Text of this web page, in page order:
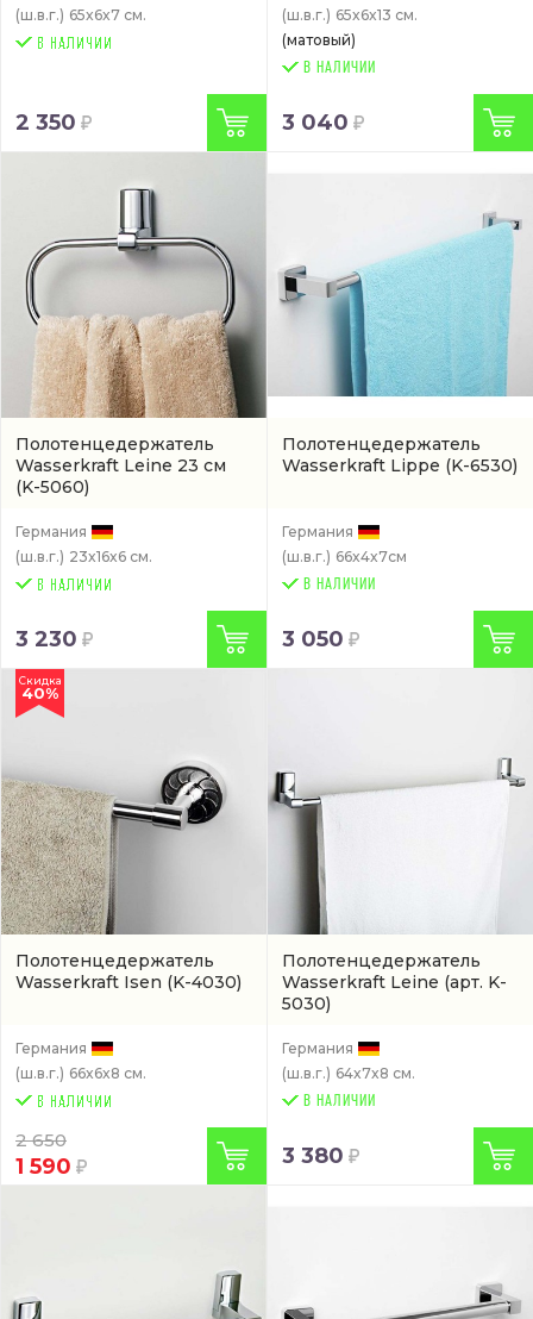
(ш.в.г.) 65x6x7 см.
2 350
(ш.в.г.) 65x6x13 см.
(матовый)
В НАЛИЧИИ
3 040
Полотенцедержатель
Wasserkraft Leine 23 см
(K-5060)
Германия
(ш.в.г.) 23x16x6 см.
3 230
Полотенцедержатель
Wasserkraft Lippe (K-6530)
Германия
(ш.в.г.) 66x4x7см
В НАЛИЧИИ
3 050
Полотенцедержатель
Wasserkraft Isen (K-4030)
Скидка
40%
Германия
(ш.в.г.) 66x6x8 см.
2 650
1 590
Полотенцедержатель
Wasserkraft Leine (арт. K-
5030)
Германия
(ш.в.г.) 64x7x8 см.
В НАЛИЧИИ
3 380